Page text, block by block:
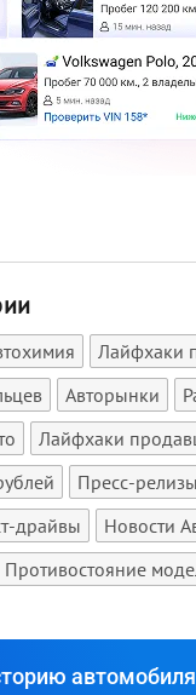
Лайфхаки
Авторынки
Лайфхаки
Пресс-релизы
драйвы
Новости
Противостояние
автомобиля